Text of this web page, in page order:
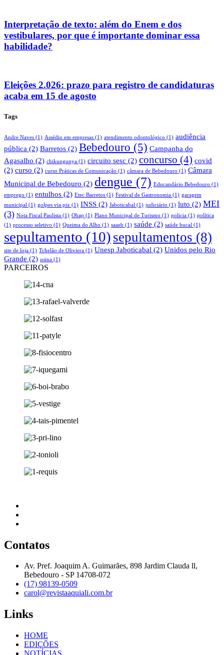
Interpretação de texto: além do Enem e dos
vestibulares, por que é importante dominar essa
habilidade?
Eleições 2.026: prazo para registro de candidaturas
acaba em 15 de agosto
Tags
Andre Naves (1) Assédio em empresas (1) atendimento odontológico (1) audiência
pública (2) Barretos (2) Bebedouro (5) Campanha do
Agasalho (2) chikungunya (1) circuito sesc (2) concurso (4) covid
(2) curso (2) curso Práticas de Comunicação (1) câmara de Bebedouro (1) Câmara
Municipal de Bebedouro (2) dengue (7) Educandário Bebedouro (1)
emprego (1) entulhos (2) Etec Barretos (1) Festival de Gastronomia (1) garagem
municipal (1) golpes via pix (1) INSS (2) Jaboticabal (1) judiciário (1) luto (2) MEI
(3) Nota Fiscal Paulista (1) Obap (1) Plano Municipal de Turismo (1) policia (1) política
(1) processo seletivo (1) Queima do Alho (1) saaeb (1) saúde (2) saúde bucal (1)
sepultamento (10) sepultamentos (8)
site de loja (1) Tchelão de Oliviera (1) Unesp Jaboticabal (2) Unidos pelo Rio
Grande (2) usina (1)
PARCEIROS
Contatos
Av. Pref. Joaquim A. Guimarães, 898 Jardim Clauda ll,
Bebedouro - SP 14708-072
(17) 98139-0509
carol@revistaaquiali.com.br
Links
HOME
EDIÇÕES